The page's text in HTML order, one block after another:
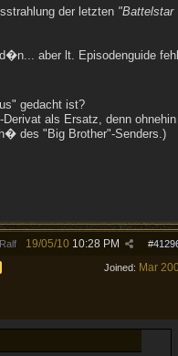
der letzten "Battelstar
aber lt. Episodenguide
gedacht ist?
-Derivat als Ersatz, denn ohnehin
des "Big Brother"-Senders.)
Ralf #
19/05/10 10:28 PM
Joined: Mar